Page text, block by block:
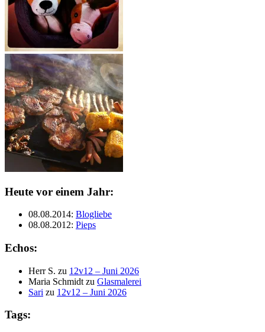
Heute vor einem Jahr:
08.08.2014: Blogliebe
08.08.2012: Pieps
Echos:
Herr S. zu 12v12 – Juni 2026
Maria Schmidt zu Glasmalerei
Sari zu 12v12 – Juni 2026
Tags: